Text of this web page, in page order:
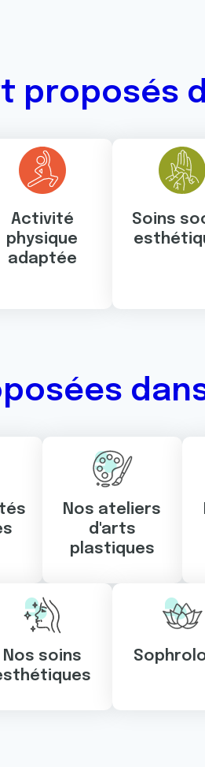
proposés
Activité
physique
adaptée
Soins
Nos ateliers
d'arts
plastiques
Nos soins